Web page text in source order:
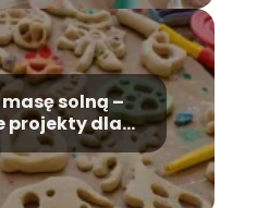
solną –
projekty dla